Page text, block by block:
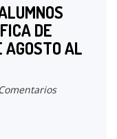
DE
AGOSTO AL